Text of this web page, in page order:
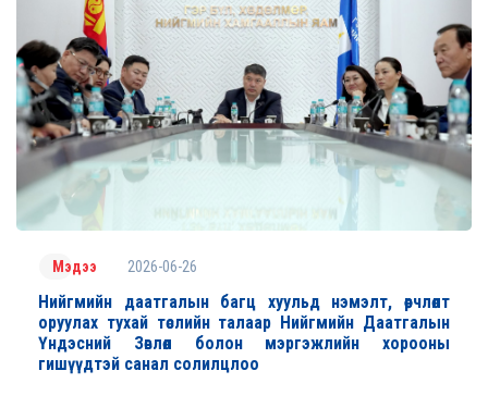
Мэдээ 2026-06-26
Нийгмийн даатгалын багц хуульд нэмэлт, өөрчлөлт
оруулах тухай төслийн талаар Нийгмийн Даатгалын
Үндэсний Зөвлөл болон мэргэжлийн хорооны
гишүүдтэй санал солилцлоо